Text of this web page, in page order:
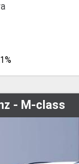
- M-class